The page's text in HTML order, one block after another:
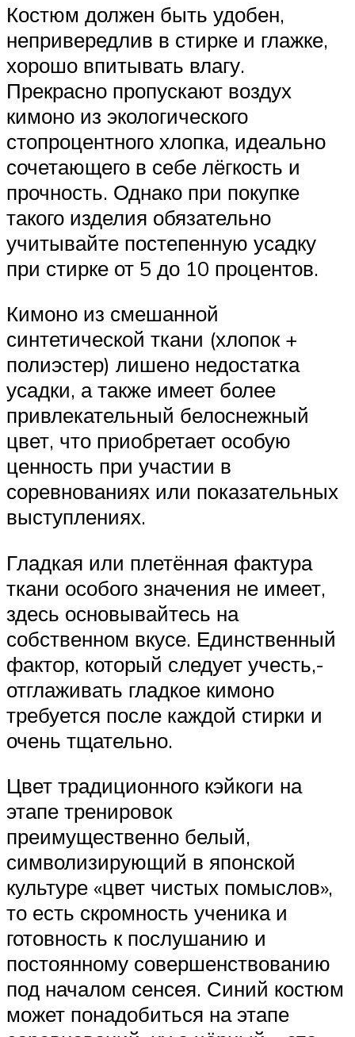
Костюм должен быть удобен,
непривередлив в стирке и глажке,
хорошо впитывать влагу.
Прекрасно пропускают воздух
кимоно из экологического
стопроцентного хлопка, идеально
сочетающего в себе лёгкость и
прочность. Однако при покупке
такого изделия обязательно
учитывайте постепенную усадку
при стирке от 5 до 10 процентов.
Кимоно из смешанной
синтетической ткани (хлопок +
полиэстер) лишено недостатка
усадки, а также имеет более
привлекательный белоснежный
цвет, что приобретает особую
ценность при участии в
соревнованиях или показательных
выступлениях.
Гладкая или плетённая фактура
ткани особого значения не имеет,
здесь основывайтесь на
собственном вкусе. Единственный
фактор, который следует учесть,-
отглаживать гладкое кимоно
требуется после каждой стирки и
очень тщательно.
Цвет традиционного кэйкоги на
этапе тренировок
преимущественно белый,
символизирующий в японской
культуре «цвет чистых помыслов»,
то есть скромность ученика и
готовность к послушанию и
постоянному совершенствованию
под началом сенсея. Синий костюм
может понадобиться на этапе